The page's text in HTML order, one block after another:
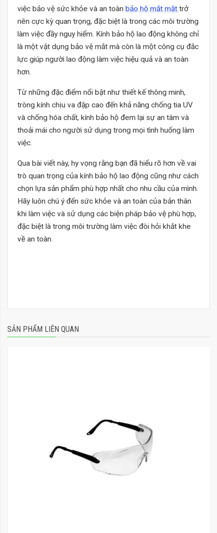
việc bảo vệ sức khỏe và an toàn bảo hộ mắt mặt trở
nên cực kỳ quan trọng, đặc biệt là trong các môi trường
làm việc đầy nguy hiểm. Kính bảo hộ lao động không chỉ
là một vật dụng bảo vệ mắt mà còn là một công cụ đắc
lực giúp người lao động làm việc hiệu quả và an toàn
hơn.
Từ những đặc điểm nổi bật như thiết kế thông minh,
tròng kính chịu va đập cao đến khả năng chống tia UV
và chống hóa chất, kính bảo hộ đem lại sự an tâm và
thoải mái cho người sử dụng trong mọi tình huống làm
việc.
Qua bài viết này, hy vọng rằng bạn đã hiểu rõ hơn về vai
trò quan trọng của kính bảo hộ lao động cũng như cách
chọn lựa sản phẩm phù hợp nhất cho nhu cầu của mình.
Hãy luôn chú ý đến sức khỏe và an toàn của bản thân
khi làm việc và sử dụng các biện pháp bảo vệ phù hợp,
đặc biệt là trong môi trường làm việc đòi hỏi khắt khe
về an toàn.
SẢN PHẨM LIÊN QUAN